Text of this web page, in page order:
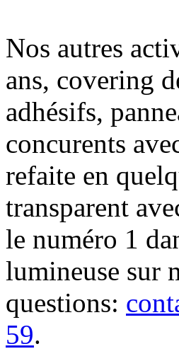
Nos autres
ans, covering
adhésifs,
concurents
refaite en
transparent
le numéro 1
lumineuse sur
questions:
59.